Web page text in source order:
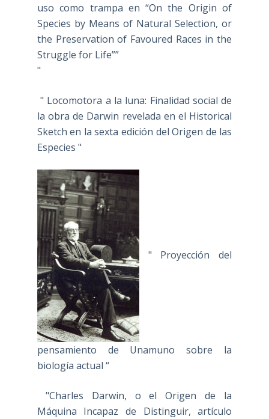
uso como trampa en “On the Origin of
Species by Means of Natural Selection, or
the Preservation of Favoured Races in the
Struggle for Life””
"
" Locomotora a la luna: Finalidad social de
la obra de Darwin revelada en el Historical
Sketch en la sexta edición del Origen de las
Especies "
" Proyección del
pensamiento de Unamuno sobre la
biología actual “
"Charles Darwin, o el Origen de la
Máquina Incapaz de Distinguir, artículo